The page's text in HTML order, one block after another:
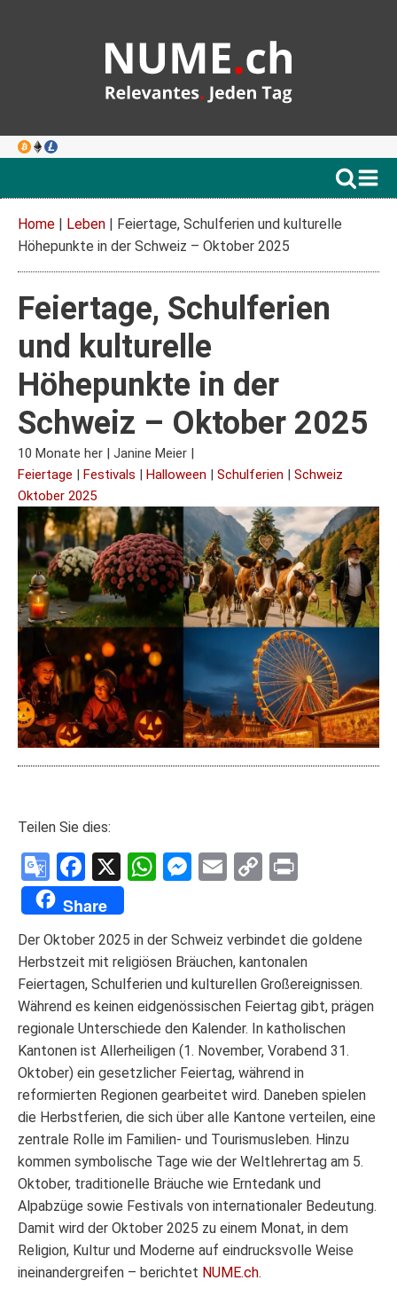
Home | Leben | Feiertage, Schulferien und kulturelle
Höhepunkte in der Schweiz – Oktober 2025
Feiertage, Schulferien
und kulturelle
Höhepunkte in der
Schweiz – Oktober 2025
10 Monate her | Janine Meier |
Feiertage | Festivals | Halloween | Schulferien | Schweiz
Oktober 2025
Teilen Sie dies:
Google
Translate
Facebook
X WhatsApp
Messenger
Email
Copy
Share
Der Oktober 2025 in der Schweiz verbindet die goldene
Herbstzeit mit religiösen Bräuchen, kantonalen
Feiertagen, Schulferien und kulturellen Großereignissen.
Während es keinen eidgenössischen Feiertag gibt, prägen
regionale Unterschiede den Kalender. In katholischen
Kantonen ist Allerheiligen (1. November, Vorabend 31.
Oktober) ein gesetzlicher Feiertag, während in
reformierten Regionen gearbeitet wird. Daneben spielen
die Herbstferien, die sich über alle Kantone verteilen, eine
zentrale Rolle im Familien- und Tourismusleben. Hinzu
kommen symbolische Tage wie der Weltlehrertag am 5.
Oktober, traditionelle Bräuche wie Erntedank und
Alpabzüge sowie Festivals von internationaler Bedeutung.
Damit wird der Oktober 2025 zu einem Monat, in dem
Religion, Kultur und Moderne auf eindrucksvolle Weise
ineinandergreifen – berichtet NUME.ch.